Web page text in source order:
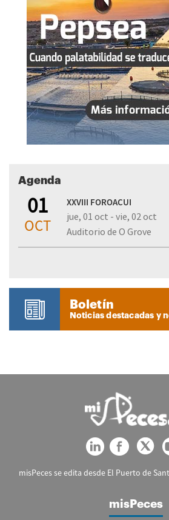
Agenda
01
OCT
XXVIII FOROACUI
jue, 01 oct - vie, 02 oct
Auditorio de O Grove
Boletín
Noticias destacadas y
misPeces se edita desde El Puerto de
misPeces